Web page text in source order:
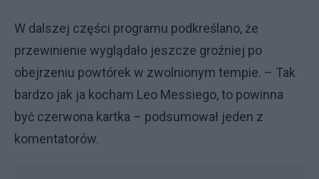
W dalszej części programu podkreślano, że
przewinienie wyglądało jeszcze groźniej po
obejrzeniu powtórek w zwolnionym tempie. – Tak
bardzo jak ja kocham Leo Messiego, to powinna
być czerwona kartka – podsumował jeden z
komentatorów.